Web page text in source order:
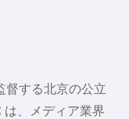
督する北京の公立
は、メディア業界